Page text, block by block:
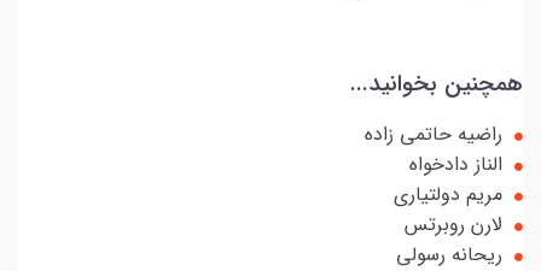
همچنین بخوانید...
راضیه حاتمی زاده
الناز دادخواه
مریم دولتیاری
لارن روبرتس
ریحانه رسولی